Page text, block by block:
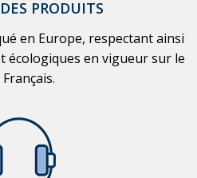
PRODUITS
en Europe, respectant ainsi
écologiques en vigueur sur le